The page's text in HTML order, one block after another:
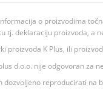
o proizvodima
deklaraciju proizvoda, a
proizvoda K Plus, ili
d.o.o. nije odgovoran za
reproducirati